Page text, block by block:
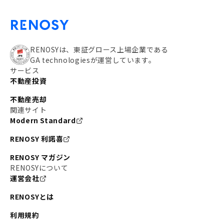
RENOSYは、東証グロース上場企業である
GA technologiesが運営しています。
サービス
不動産投資
不動産売却
関連サイト
Modern Standard
RENOSY 利諾喜
RENOSY マガジン
RENOSYについて
運営会社
RENOSYとは
利用規約